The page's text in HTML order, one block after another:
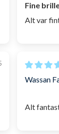
Fine
Alt var
Wassan
Alt